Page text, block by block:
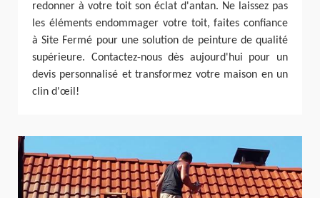
redonner à votre toit son éclat d'antan. Ne laissez pas
les éléments endommager votre toit, faites confiance
à Site Fermé pour une solution de peinture de qualité
supérieure. Contactez-nous dès aujourd'hui pour un
devis personnalisé et transformez votre maison en un
clin d'œil!